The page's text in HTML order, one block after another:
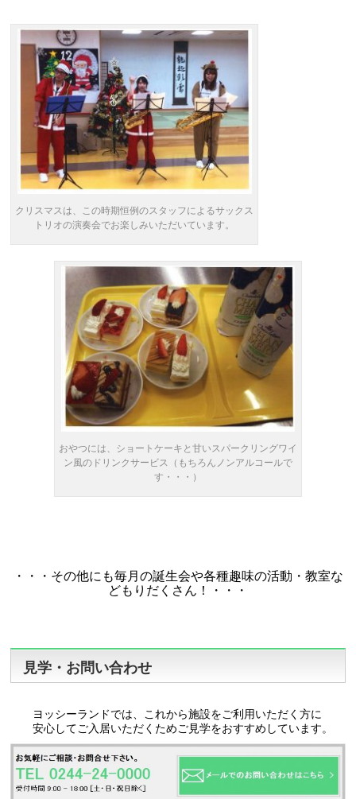
クリスマスは、この時期恒例のスタッフによるサックス
トリオの演奏会でお楽しみいただいています。
おやつには、ショートケーキと甘いスパークリングワイ
ン風のドリンクサービス（もちろんノンアルコールで
す・・・）
・・・その他にも毎月の誕生会や各種趣味の活動・教室な
どもりだくさん！・・・
見学・お問い合わせ
ヨッシーランドでは、これから施設をご利用いただく方に
安心してご入居いただくためご見学をおすすめしています。